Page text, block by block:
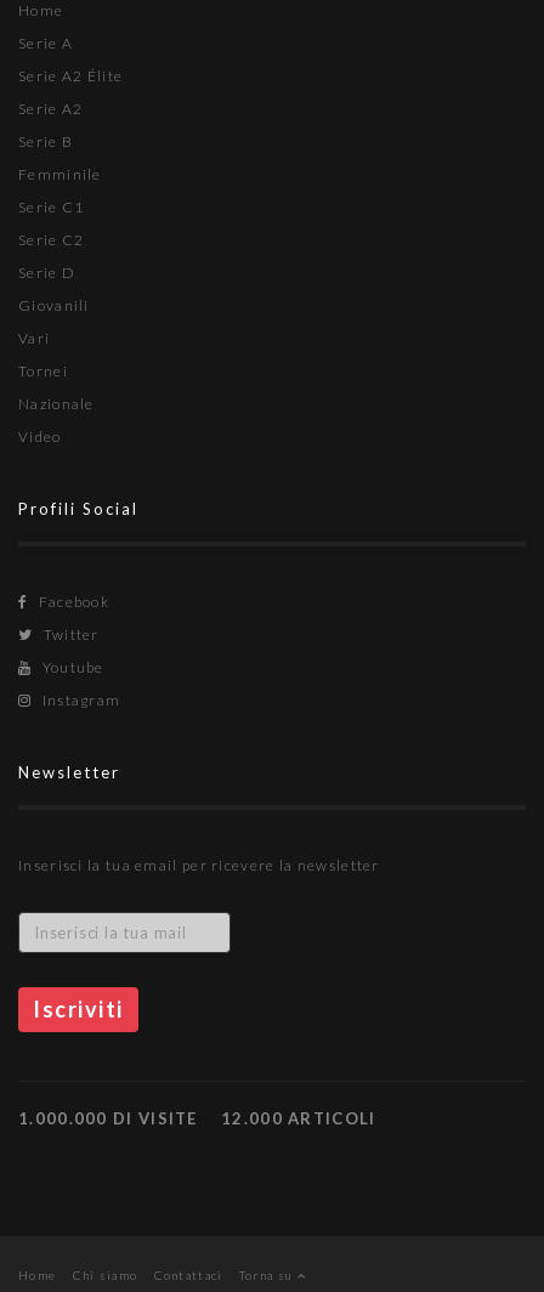
Home
Serie A
Serie A2 Élite
Serie A2
Serie B
Femminile
Serie C1
Serie C2
Serie D
Giovanili
Vari
Tornei
Nazionale
Video
Profili Social
Facebook
Twitter
Youtube
Instagram
Newsletter
Inserisci la tua email per ricevere la newsletter
1.000.000 DI VISITE 12.000 ARTICOLI
Home Chi siamo Contattaci Torna su